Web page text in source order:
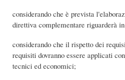
considerando che è prevista
direttiva complementare riguarderà
considerando che il rispetto dei
requisiti dovranno essere applicati
tecnici ed economici;